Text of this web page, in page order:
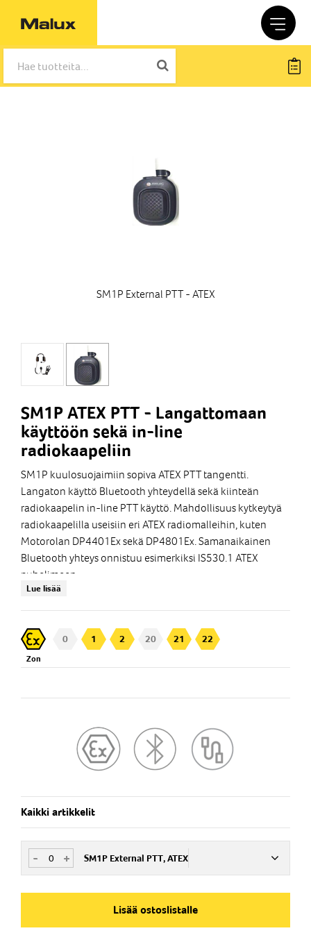
SM1P External PTT - ATEX
SM1P ATEX PTT - Langattomaan
käyttöön sekä in-line
radiokaapeliin
SM1P kuulosuojaimiin sopiva ATEX PTT tangentti.
Langaton käyttö Bluetooth yhteydellä sekä kiinteän
radiokaapelin in-line PTT käyttö. Mahdollisuus kytkeytyä
radiokaapelilla useisiin eri ATEX radiomalleihin, kuten
Motorolan DP4401Ex sekä DP4801Ex. Samanaikainen
Bluetooth yhteys onnistuu esimerkiksi IS530.1 ATEX
puhelimeen.
Lue lisää
Zon
0 1 2 20 21 22
Kaikki artikkelit
+
- SM1P External PTT, ATEX
Nim. Nro
Lisää ostoslistalle